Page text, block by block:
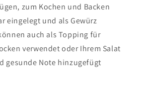
zum Kochen und Backen
eingelegt und als Gewürz
auch als Topping für
verwendet oder Ihrem Salat
gesunde Note hinzugefügt